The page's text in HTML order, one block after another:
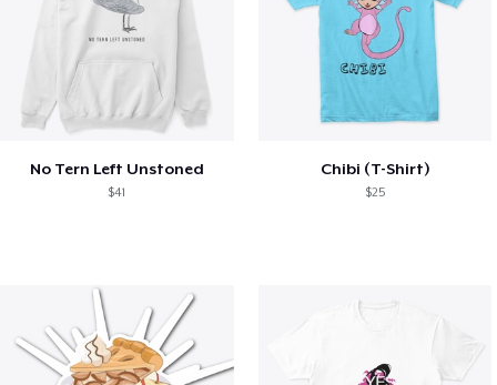
No Tern Left Unstoned
$41
Chibi (T-Shirt)
$25